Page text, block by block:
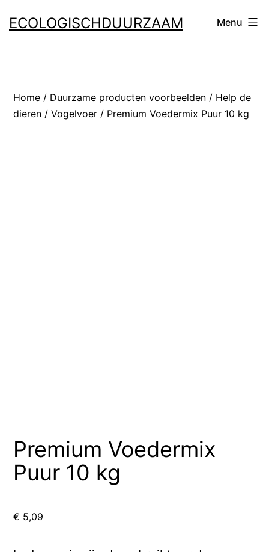
naar
ECOLOGISCHDUURZAAM Menu
Home / Duurzame producten voorbeelden / Help de
dieren /Vogelvoer / Premium Voedermix Puur 10 kg
Premium Voedermix
Puur 10 kg
€ 5,09